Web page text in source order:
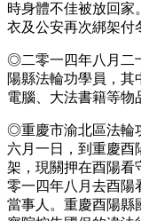
時身體不佳被放回家
衣及公安再次綁架付
◎二零一四年八月二
陽縣法輪功學員，其
電腦、大法書籍等物
◎重慶市渝北區法輪
六月一日，到重慶酉
架，現關押在酉陽看
零一四年八月去酉陽
當事人。重慶酉陽縣